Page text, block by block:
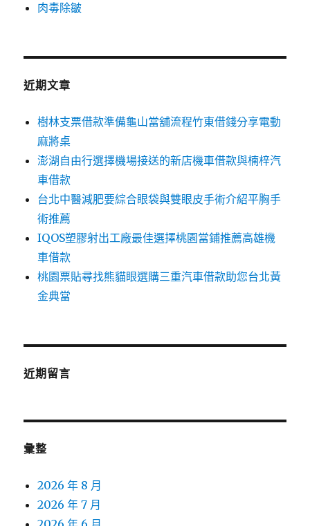
肉毒除皺
近期文章
樹林支票借款準備龜山當舖流程竹東借錢分享電動
麻將桌
澎湖自由行選擇機場接送的新店機車借款與楠梓汽
車借款
台北中醫減肥要綜合眼袋與雙眼皮手術介紹平胸手
術推薦
IQOS塑膠射出工廠最佳選擇桃園當鋪推薦高雄機
車借款
桃園票貼尋找熊貓眼選購三重汽車借款助您台北黃
金典當
近期留言
彙整
2026 年 8 月
2026 年 7 月